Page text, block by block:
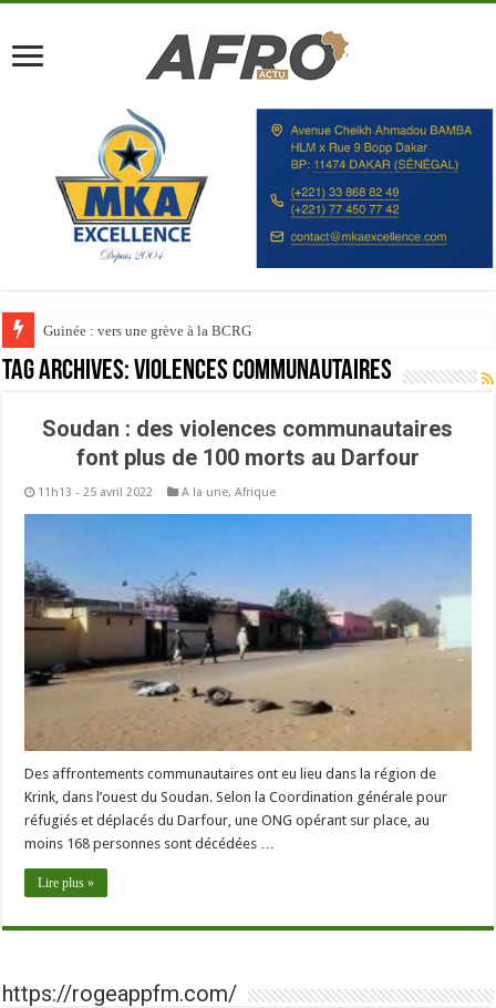
Guinée : vers une grève à la BCRG
Tag Archives:Violences communautaires
Soudan : des violences communautaires
font plus de 100 morts au Darfour
11h13 - 25 avril 2022 A la une,Afrique
Des affrontements communautaires ont eu lieu dans la région de
Krink, dans l’ouest du Soudan. Selon la Coordination générale pour
réfugiés et déplacés du Darfour, une ONG opérant sur place, au
moins 168 personnes sont décédées …
Lire plus »
https://rogeappfm.com/